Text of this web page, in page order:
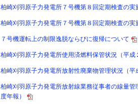
柏崎刈羽原子力発電所７号機第８回定期検査の実
柏崎刈羽原子力発電所７号機第８回定期検査の
７号機運転上の制限逸脱ならびに復帰について
柏崎刈羽原子力発電所使用済燃料保管状況（平成
柏崎刈羽原子力発電所放射性廃棄物管理状況（
柏崎刈羽原子力発電所放射線業務従事者の線量
度年報）